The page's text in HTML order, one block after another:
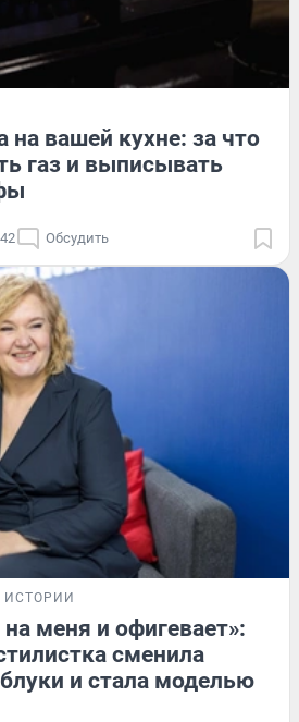
на вашей кухне: за что
газ и выписывать
Обсудить
ИСТОРИИ
меня и офигевает»:
сменила
и стала моделью